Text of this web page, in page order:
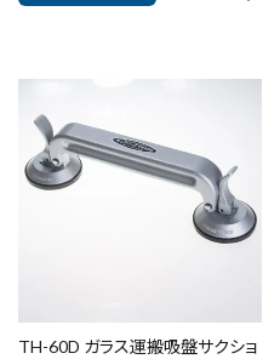
TH-60D ガラス運搬吸盤サクショ